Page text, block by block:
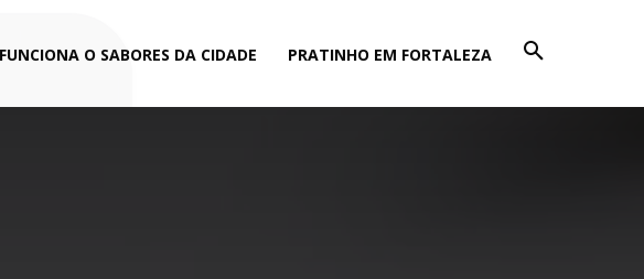
O SABORES DA CIDADE PRATINHO EM FORTALEZA